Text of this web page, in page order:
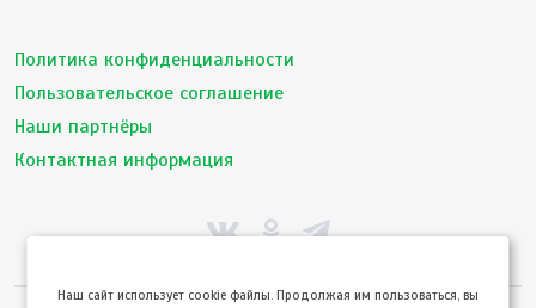
Политика конфиденциальности
Пользовательское соглашение
Наши партнёры
Контактная информация
Hаш сайт использует cookie файлы. Продолжая им пользоваться, вы